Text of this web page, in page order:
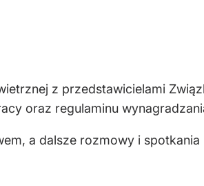
z przedstawicielami
oraz regulaminu
a dalsze rozmowy i spotkania